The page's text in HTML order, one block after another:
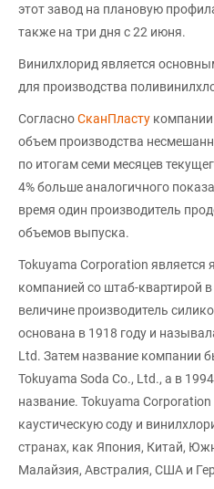
этот завод на плановую
также на три дня с 22 июня.
Винилхлорид является
для производства
СогласноСканПласту
объем производства
по итогам семи месяцев
4% больше аналогичного
время один производитель
объемов выпуска.
Tokuyama Corporation является
компанией со штаб-квартирой
величине производитель
основана в 1918 году и
Ltd. Затем название компании
Tokuyama Soda Co., Ltd., а в
название. Tokuyama
каустическую соду и
странах, как Япония, Китай,
Малайзия, Австралия, США и